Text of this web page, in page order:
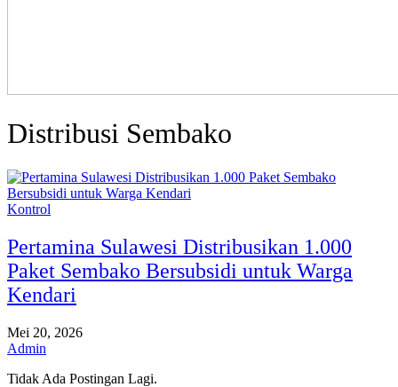
Distribusi Sembako
Kontrol
Pertamina Sulawesi Distribusikan 1.000
Paket Sembako Bersubsidi untuk Warga
Kendari
Mei 20, 2026
Admin
Tidak Ada Postingan Lagi.